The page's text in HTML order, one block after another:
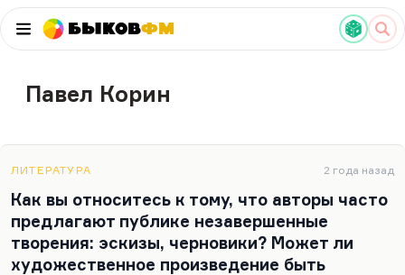
БыковФМ
Павел Корин
ЛИТЕРАТУРА 2 года назад
Как вы относитесь к тому, что авторы часто
предлагают публике незавершенные
творения: эскизы, черновики? Может ли
художественное произведение быть